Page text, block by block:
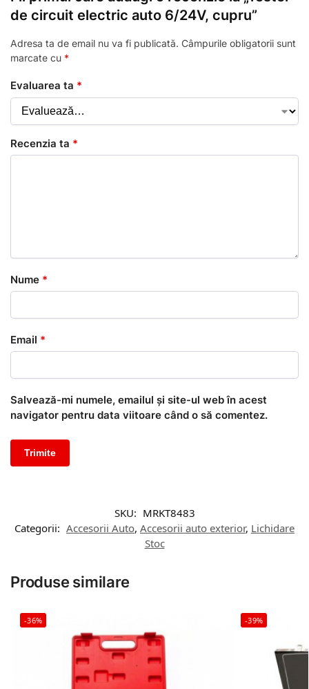
de circuit electric auto 6/24V, cupru”
Adresa ta de email nu va fi publicată. Câmpurile obligatorii sunt
marcate cu *
Evaluarea ta *
Recenzia ta *
Nume *
Email *
Salvează-mi numele, emailul și site-ul web în acest
navigator pentru data viitoare când o să comentez.
SKU: MRKT8483
Categorii: Accesorii Auto, Accesorii auto exterior, Lichidare
Stoc
Produse similare
-36% -39%